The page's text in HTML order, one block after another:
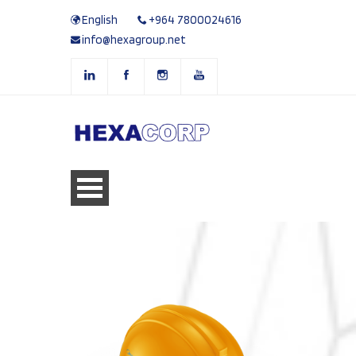
English
+964 7800024616
info@hexagroup.net